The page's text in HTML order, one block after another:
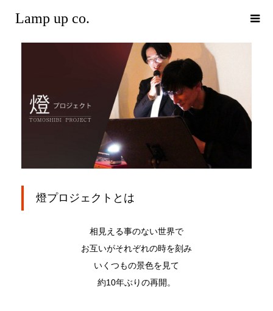
Lamp up co.
燈プロジェクトとは
相見える事のない世界で
お互いがそれぞれの時を刻み
いくつもの景色を見て
約10年ぶりの再開。